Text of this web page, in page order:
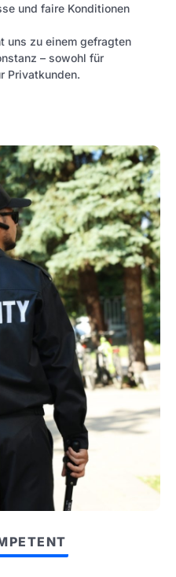
und faire Konditionen
uns zu einem gefragten
– sowohl für
Privatkunden.